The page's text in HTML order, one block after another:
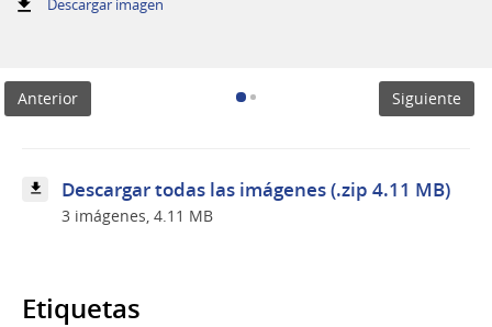
Descargar imagen
Anterior Siguiente
Descargar todas las imágenes (.zip 4.11 MB)
3 imágenes, 4.11 MB
Etiquetas